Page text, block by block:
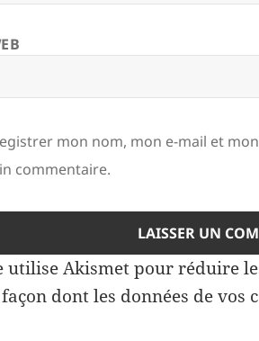
mon nom, mon e-mail et
commentaire.
utilise Akismet pour réduire
dont les données de vos